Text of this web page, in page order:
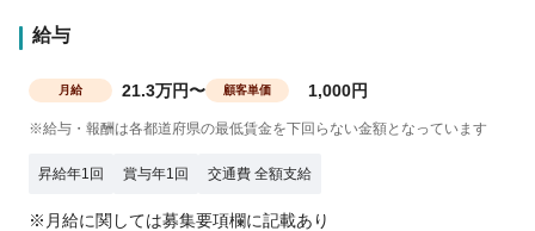
給与
月給 21.3万円〜 顧客単価 1,000円
※給与・報酬は各都道府県の最低賃金を下回らない金額となっています
昇給年1回 賞与年1回 交通費 全額支給
※月給に関しては募集要項欄に記載あり